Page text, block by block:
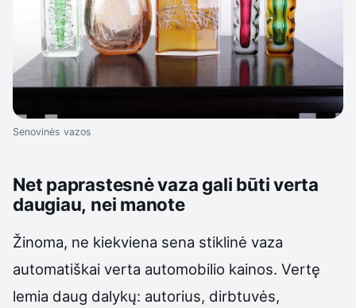
Senovinės vazos
Net paprastesnė vaza gali būti verta
daugiau, nei manote
Žinoma, ne kiekviena sena stiklinė vaza
automatiškai verta automobilio kainos. Vertę
lemia daug dalykų: autorius, dirbtuvės,